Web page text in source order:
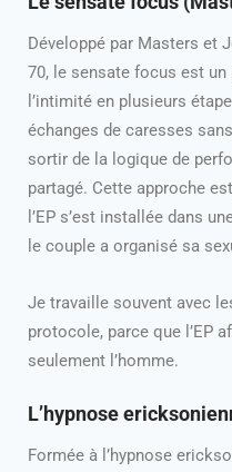
Développé par Masters et
70, le sensate focus est
l’intimité en plusieurs
échanges de caresses
sortir de la logique de
partagé. Cette approche
l’EP s’est installée dans
le couple a organisé sa
Je travaille souvent avec
protocole, parce que l’EP
seulement l’homme.
L’hypnose
Formée à l’hypnose